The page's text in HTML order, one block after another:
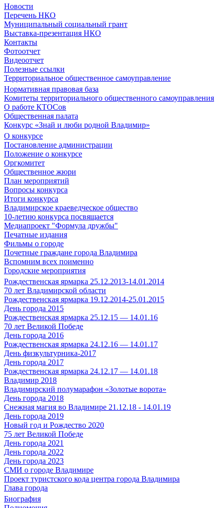
Новости
Перечень НКО
Муниципальный социальный грант
Выставка-презентация НКО
Контакты
Фотоотчет
Видеоотчет
Полезные ссылки
Территориальное общественное самоуправление
Нормативная правовая база
Комитеты территориального общественного самоуправления
О работе КТОСов
Общественная палата
Конкурс «Знай и люби родной Владимир»
О конкурсе
Постановление администрации
Положение о конкурсе
Оргкомитет
Общественное жюри
План мероприятий
Вопросы конкурса
Итоги конкурса
Владимирское краеведческое общество
10-летию конкурса посвящается
Медиапроект "Формула дружбы"
Печатные издания
Фильмы о городе
Почетные граждане города Владимира
Вспомним всех поименно
Городские мероприятия
Рождественская ярмарка 25.12.2013-14.01.2014
70 лет Владимирской области
Рождественская ярмарка 19.12.2014-25.01.2015
День города 2015
Рождественская ярмарка 25.12.15 — 14.01.16
70 лет Великой Победе
День города 2016
Рождественская ярмарка 24.12.16 — 14.01.17
День физкультурника-2017
День города 2017
Рождественская ярмарка 24.12.17 — 14.01.18
Владимир 2018
Владимирский полумарафон «Золотые ворота»
День города 2018
Снежная магия во Владимире 21.12.18 - 14.01.19
День города 2019
Новый год и Рождество 2020
75 лет Великой Победе
День города 2021
День города 2022
День города 2023
СМИ о городе Владимире
Проект туристского кода центра города Владимира
Глава города
Биография